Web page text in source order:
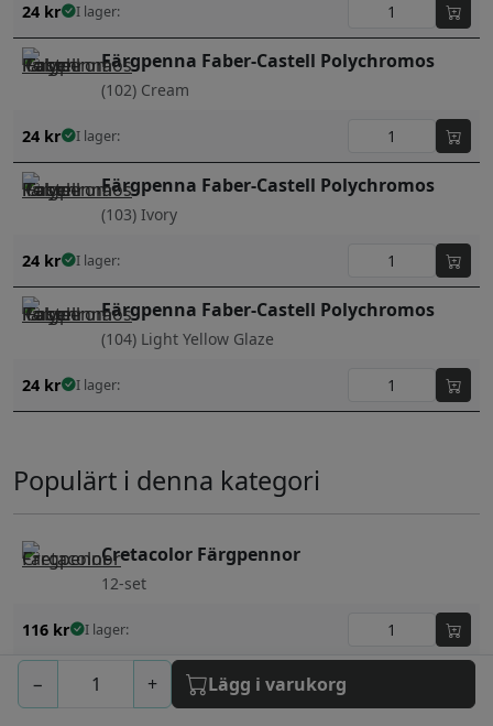
− + Lägg i varukorg
24 kr I lager:
Färgpenna Faber-Castell Polychromos
(102) Cream
24 kr I lager:
Färgpenna Faber-Castell Polychromos
(103) Ivory
24 kr I lager:
Färgpenna Faber-Castell Polychromos
(104) Light Yellow Glaze
24 kr I lager:
Populärt i denna kategori
Cretacolor Färgpennor
12-set
116 kr I lager:
Faber-Castell Polychromos
24-set